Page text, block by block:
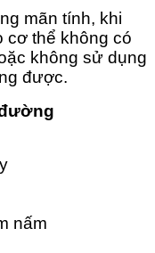
mãn tính, khi
cơ thể không có
không sử dụng
được.
nấm